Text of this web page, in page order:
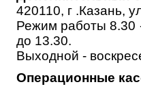
420110, г .Казань,
Режим работы 8.30
до 13.30.
Выходной -
Операционные